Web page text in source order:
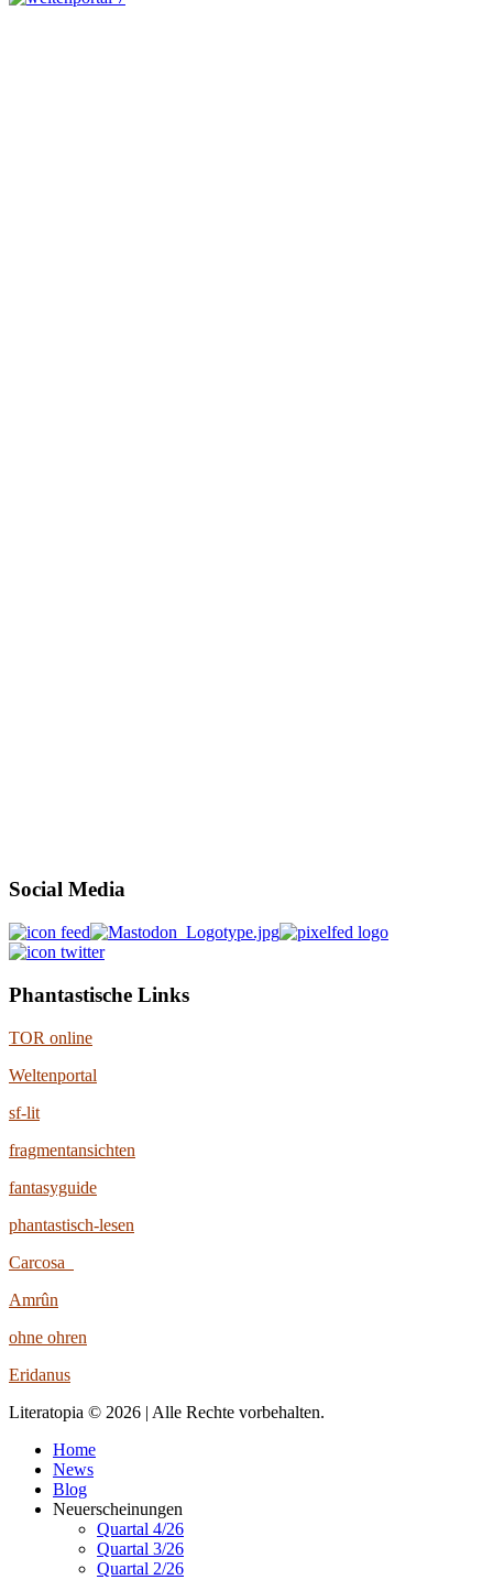
Social Media
Phantastische Links
TOR online
Weltenportal
sf-lit
fragmentansichten
fantasyguide
phantastisch-lesen
Carcosa
Amrûn
ohne ohren
Eridanus
Literatopia © 2026 | Alle Rechte vorbehalten.
Home
News
Blog
Neuerscheinungen
Quartal 4/26
Quartal 3/26
Quartal 2/26